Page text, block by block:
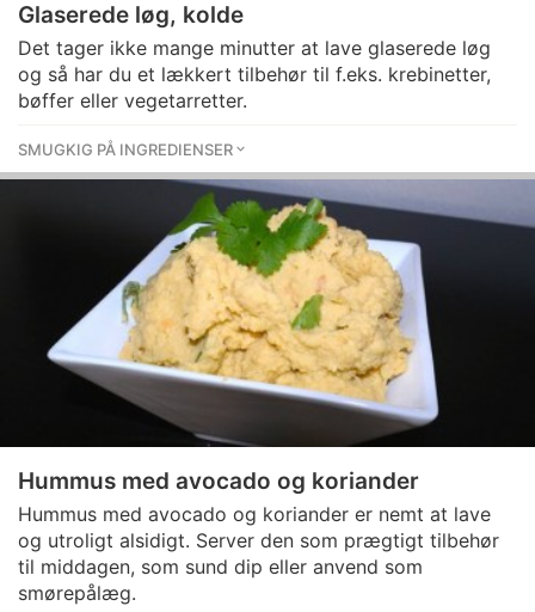
Glaserede løg, kolde
Det tager ikke mange minutter at lave glaserede løg
og så har du et lækkert tilbehør til f.eks. krebinetter,
bøffer eller vegetarretter.
SMUGKIG PÅ INGREDIENSER
Hummus med avocado og koriander
Hummus med avocado og koriander er nemt at lave
og utroligt alsidigt. Server den som prægtigt tilbehør
til middagen, som sund dip eller anvend som
smørepålæg.